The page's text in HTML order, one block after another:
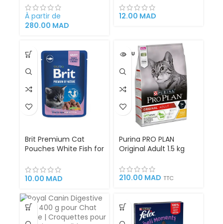
Poulet 1.5 kg | 3 kg
Santé Urinaire
Contrôle Maintien du
À partir de
280.00 MAD
85 g | Sans Céréales,
Enrichi en Argousier et
12.00 MAD
Brit Premium Cat
Pouches White Fish for
10.00 MAD
VENDU
Purina PRO PLAN
Original Adult 1.5 kg
210.00 MAD TTC